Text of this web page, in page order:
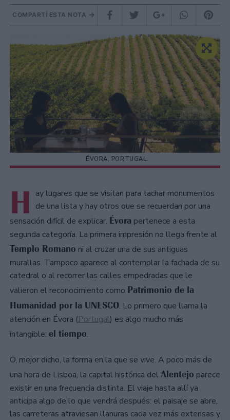
COMPARTÍ ESTA NOTA
ÉVORA, PORTUGAL.
H ay lugares que se visitan para tachar monumentos
de una lista y hay otros que se recuerdan por una
sensación difícil de explicar. Évora pertenece a esta
segunda categoría. La primera impresión no llega frente al
Templo Romano ni al cruzar una de sus antiguas
murallas. Tampoco aparece al contemplar la fachada de su
catedral o al recorrer las calles empedradas que le
valieron el reconocimiento como Patrimonio de la
Humanidad por la UNESCO. Lo primero que llama la
atención en Évora (Portugal) es algo mucho más
intangible: el tiempo.
O, mejor dicho, la forma en la que se vive. A poco más de
una hora de Lisboa, la capital histórica del Alentejo parece
existir en una frecuencia distinta. El viaje hasta allí ya
anticipa algo de lo que vendrá después: el paisaje se abre,
las carreteras atraviesan llanuras cada vez más extensas y